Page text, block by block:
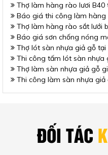
Thợ làm hàng rào lươi B40
Báo giá thi công làm hàng
Thợ làm hàng rào sắt lưới
Báo giá sơn chống nóng
Thợ lót sàn nhựa giả gỗ tại
Thi công tấm lót sàn nhựa
Thợ làm sàn nhựa giả gỗ
Thi công làm sàn nhựa giả
ĐỐI TÁC